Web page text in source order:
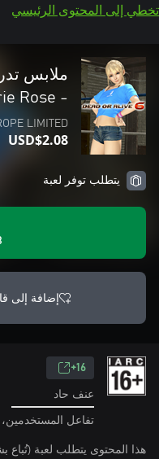
تخطي إلى المحتوى الرئيسي
- Marie Rose
LIMITED
USD$2.08
يتطلب توفر لعبة
إضافة إلى
16+
عنف حاد
تفاعل
هذا المحتوى يتطلب لعبة